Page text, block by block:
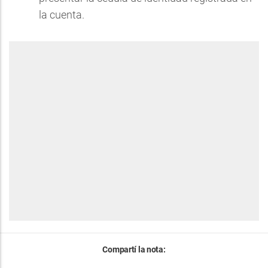
la cuenta.
Compartí la nota: